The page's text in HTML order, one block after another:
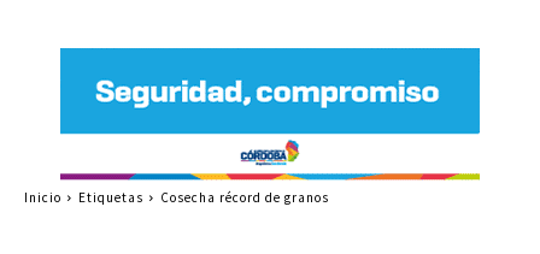
Inicio Etiquetas Cosecha récord de granos